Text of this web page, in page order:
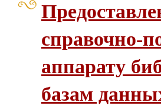
справочно-
аппарату
базам